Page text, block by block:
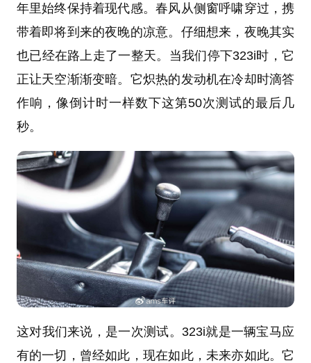
年里始终保持着现代感。春风从侧窗呼啸穿过，携
带着即将到来的夜晚的凉意。仔细想来，夜晚其实
也已经在路上走了一整天。当我们停下323i时，它
正让天空渐渐变暗。它炽热的发动机在冷却时滴答
作响，像倒计时一样数下这第50次测试的最后几
秒。
这对我们来说，是一次测试。323i就是一辆宝马应
有的一切，曾经如此，现在如此，未来亦如此。它